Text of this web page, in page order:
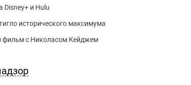
Disney+ и Hulu
исторического максимума
фильм с Николасом Кейджем